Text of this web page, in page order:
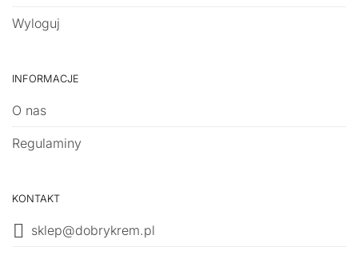
Wyloguj
INFORMACJE
O nas
Regulaminy
KONTAKT
sklep@dobrykrem.pl